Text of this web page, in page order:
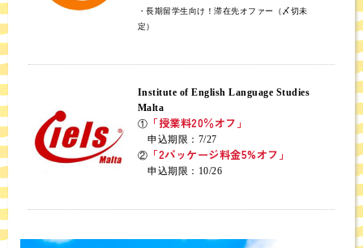
・長期留学生向け！滞在先オファー（〆切未
定）
Institute of English Language Studies
Malta
① 「授業料20％オフ」
申込期限：7/27
② 「2パッケージ料金5%オフ」
申込期限：10/26